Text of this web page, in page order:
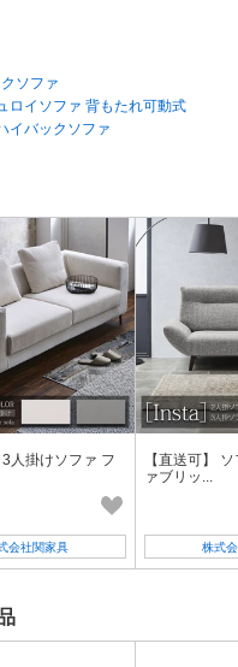
をそれぞれご指示いただくこ
だいた配送は、含まれる商品
します。
て対応いたします。
元の梱包箱に戻しておいていた
しておいてください。
できかねます。
味が違う・搬入出来ない等
ソファ
ロイソファ 背もたれ可動式
イバックソファ
3人掛けソファ フ
会社関家具
【直送可】
ァブリッ...
株式